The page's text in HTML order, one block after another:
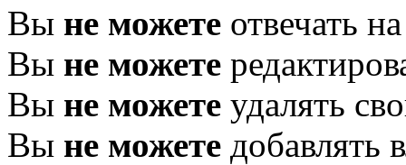
Вы не можете отвечать
Вы не можете
Вы не можете удалять
Вы не можете добавлять